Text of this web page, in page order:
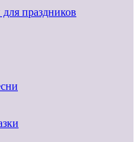
праздников